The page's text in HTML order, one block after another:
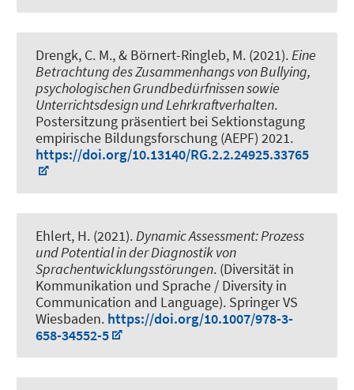
Drengk, C. M., & Börnert-Ringleb, M. (2021).Eine
Betrachtung des Zusammenhangs von Bullying,
psychologischen Grundbedürfnissen sowie
Unterrichtsdesign und Lehrkraftverhalten.
Postersitzung präsentiert bei Sektionstagung
empirische Bildungsforschung (AEPF) 2021.
https://doi.org/10.13140/RG.2.2.24925.33765
Ehlert, H. (2021).Dynamic Assessment: Prozess
und Potential in der Diagnostik von
Sprachentwicklungsstörungen. (Diversität in
Kommunikation und Sprache / Diversity in
Communication and Language). Springer VS
Wiesbaden. https://doi.org/10.1007/978-3-
658-34552-5